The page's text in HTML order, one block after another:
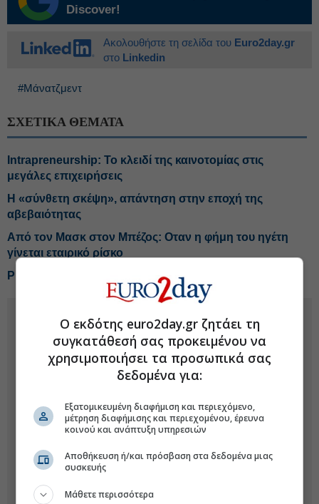
Discover!
Ακολουθήστε τη σελίδα του Euro2day.gr
στο Linkedin
#Μάνατζμεντ
ΣΧΕΤΙΚΑ ΘΕΜΑΤΑ
Intrapreneurship: Το κλειδί της καινοτομίας στις
μεγάλες επιχειρήσεις
Η «σύνθετη σκέψη», απάντηση στην εποχή της
αβεβαιότητας
Από τον Μασκ στον Μπέζος: Οταν η φήμη του ηγέτη
γίνεται εταιρικό ρίσκο
Profit taking αλλά και… νικητές στο Χρηματιστήριο
Ο εκδότης euro2day.gr ζητάει τη
συγκατάθεσή σας προκειμένου να
χρησιμοποιήσει τα προσωπικά σας
δεδομένα για:
Εξατομικευμένη διαφήμιση και περιεχόμενο,
μέτρηση διαφήμισης και περιεχομένου, έρευνα
κοινού και ανάπτυξη υπηρεσιών
Αποθήκευση ή/και πρόσβαση στα δεδομένα μιας
συσκευής
Μάθετε περισσότερα